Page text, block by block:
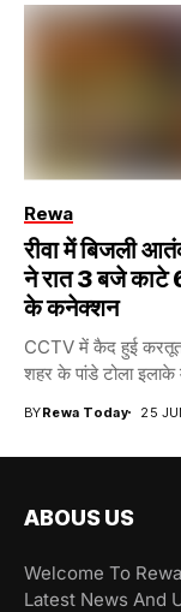
Rewa
रीवा में बिजली
ने रात 3 बजे काटे
के कनेक्शन
CCTV में कैद हुई करतूत
शहर के पांडे टोला इलाके
BYRewa Today 25
ABOUS US
Welcome To
Latest News And